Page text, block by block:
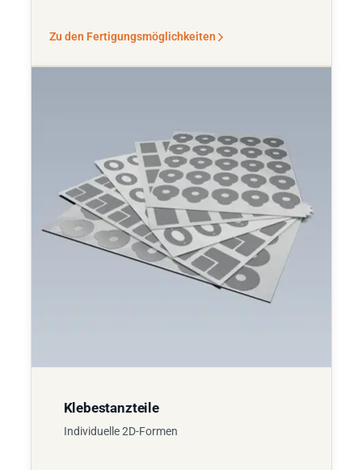
Zu den Fertigungsmöglichkeiten
Klebestanzteile
Individuelle 2D-Formen